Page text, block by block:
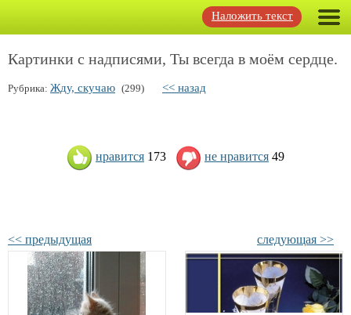
Наложить текст
Картинки с надписями, Ты всегда в моём сердце.
Рубрика: Жду, скучаю (299) << назад
нравится 173 не нравится 49
<< предыдущая следующая >>